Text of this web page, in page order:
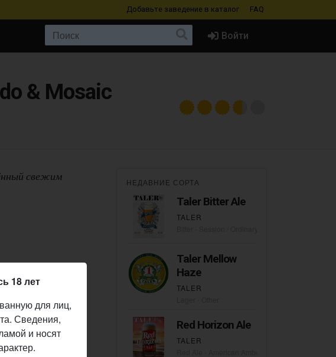
Добавьте заведение в каталог FAQ
Войти
& Mosaic
свежим
НЕДАВНИЕ СОРТА
Taler Bitter Ale
TALER
Taler Mellow
Haze
TALER
Red Horizon Ale
TALER
18 лет
для лиц,
Сведения,
и носят